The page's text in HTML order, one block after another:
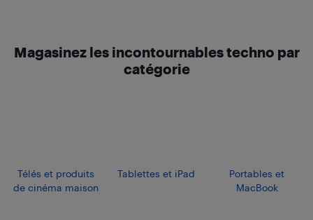
Magasinez les incontournables techno par
catégorie
Télés et produits
de cinéma maison
Tablettes et iPad
Portables et
MacBook